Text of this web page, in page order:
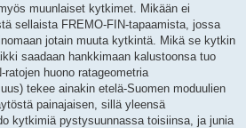
muunlaiset kytkimet. Mikään ei
sellaista FREMO-FIN-tapaamista, jossa
jotain muuta kytkintä. Mikä se kytkin
saadaan hankkimaan kalustoonsa tuo
huono ratageometria
tekee ainakin etelä-Suomen moduulien
painajaisen, sillä yleensä
kytkimiä pystysuunnassa toisiinsa, ja junia